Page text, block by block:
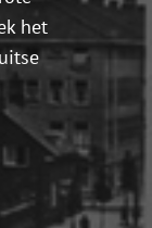
het